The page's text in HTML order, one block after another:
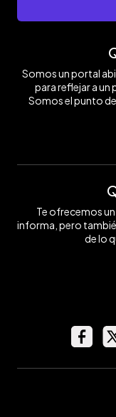
Somos un portal
para reflejar a un
Somos el punto
Te ofrecemos
informa, pero
de lo